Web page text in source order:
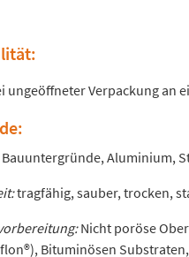
ungeöffneter Verpackung an
Aluminium,
tragfähig, sauber, trocken,
Nicht poröse
Bituminösen